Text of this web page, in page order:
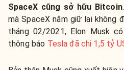
SpaceX cũng sở hữu Bitcoin
mà SpaceX nắm giữ lại
tháng 02/2021, Elon Musk
thông báo Tesla đã chi 1,5 tỷ